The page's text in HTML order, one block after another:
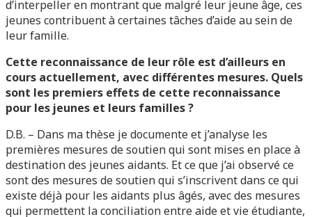
d’interpeller en montrant que malgré leur jeune âge, ces
jeunes contribuent à certaines tâches d’aide au sein de
leur famille.
Cette reconnaissance de leur rôle est d’ailleurs en
cours actuellement, avec différentes mesures. Quels
sont les premiers effets de cette reconnaissance
pour les jeunes et leurs familles ?
D.B. – Dans ma thèse je documente et j’analyse les
premières mesures de soutien qui sont mises en place à
destination des jeunes aidants. Et ce que j’ai observé ce
sont des mesures de soutien qui s’inscrivent dans ce qui
existe déjà pour les aidants plus âgés, avec des mesures
qui permettent la conciliation entre aide et vie étudiante,